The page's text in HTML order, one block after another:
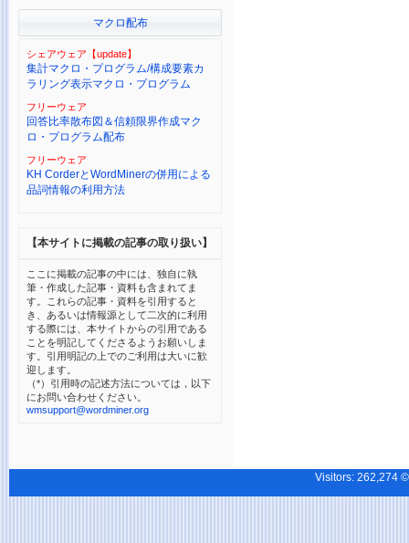
マクロ配布
シェアウェア【update】
集計マクロ・プログラム/構成要素カ
ラリング表示マクロ・プログラム
フリーウェア
回答比率散布図＆信頼限界作成マク
ロ・プログラム配布
フリーウェア
KH CorderとWordMinerの併用による
品詞情報の利用方法
【本サイトに掲載の記事の取り扱い】
ここに掲載の記事の中には、独自に執
筆・作成した記事・資料も含まれてま
す。これらの記事・資料を引用すると
き、あるいは情報源として二次的に利用
する際には、本サイトからの引用である
ことを明記してくださるようお願いしま
す。引用明記の上でのご利用は大いに歓
迎します。
（*）引用時の記述方法については，以下
にお問い合わせください。
wmsupport@wordminer.org
Visitors: 262,274